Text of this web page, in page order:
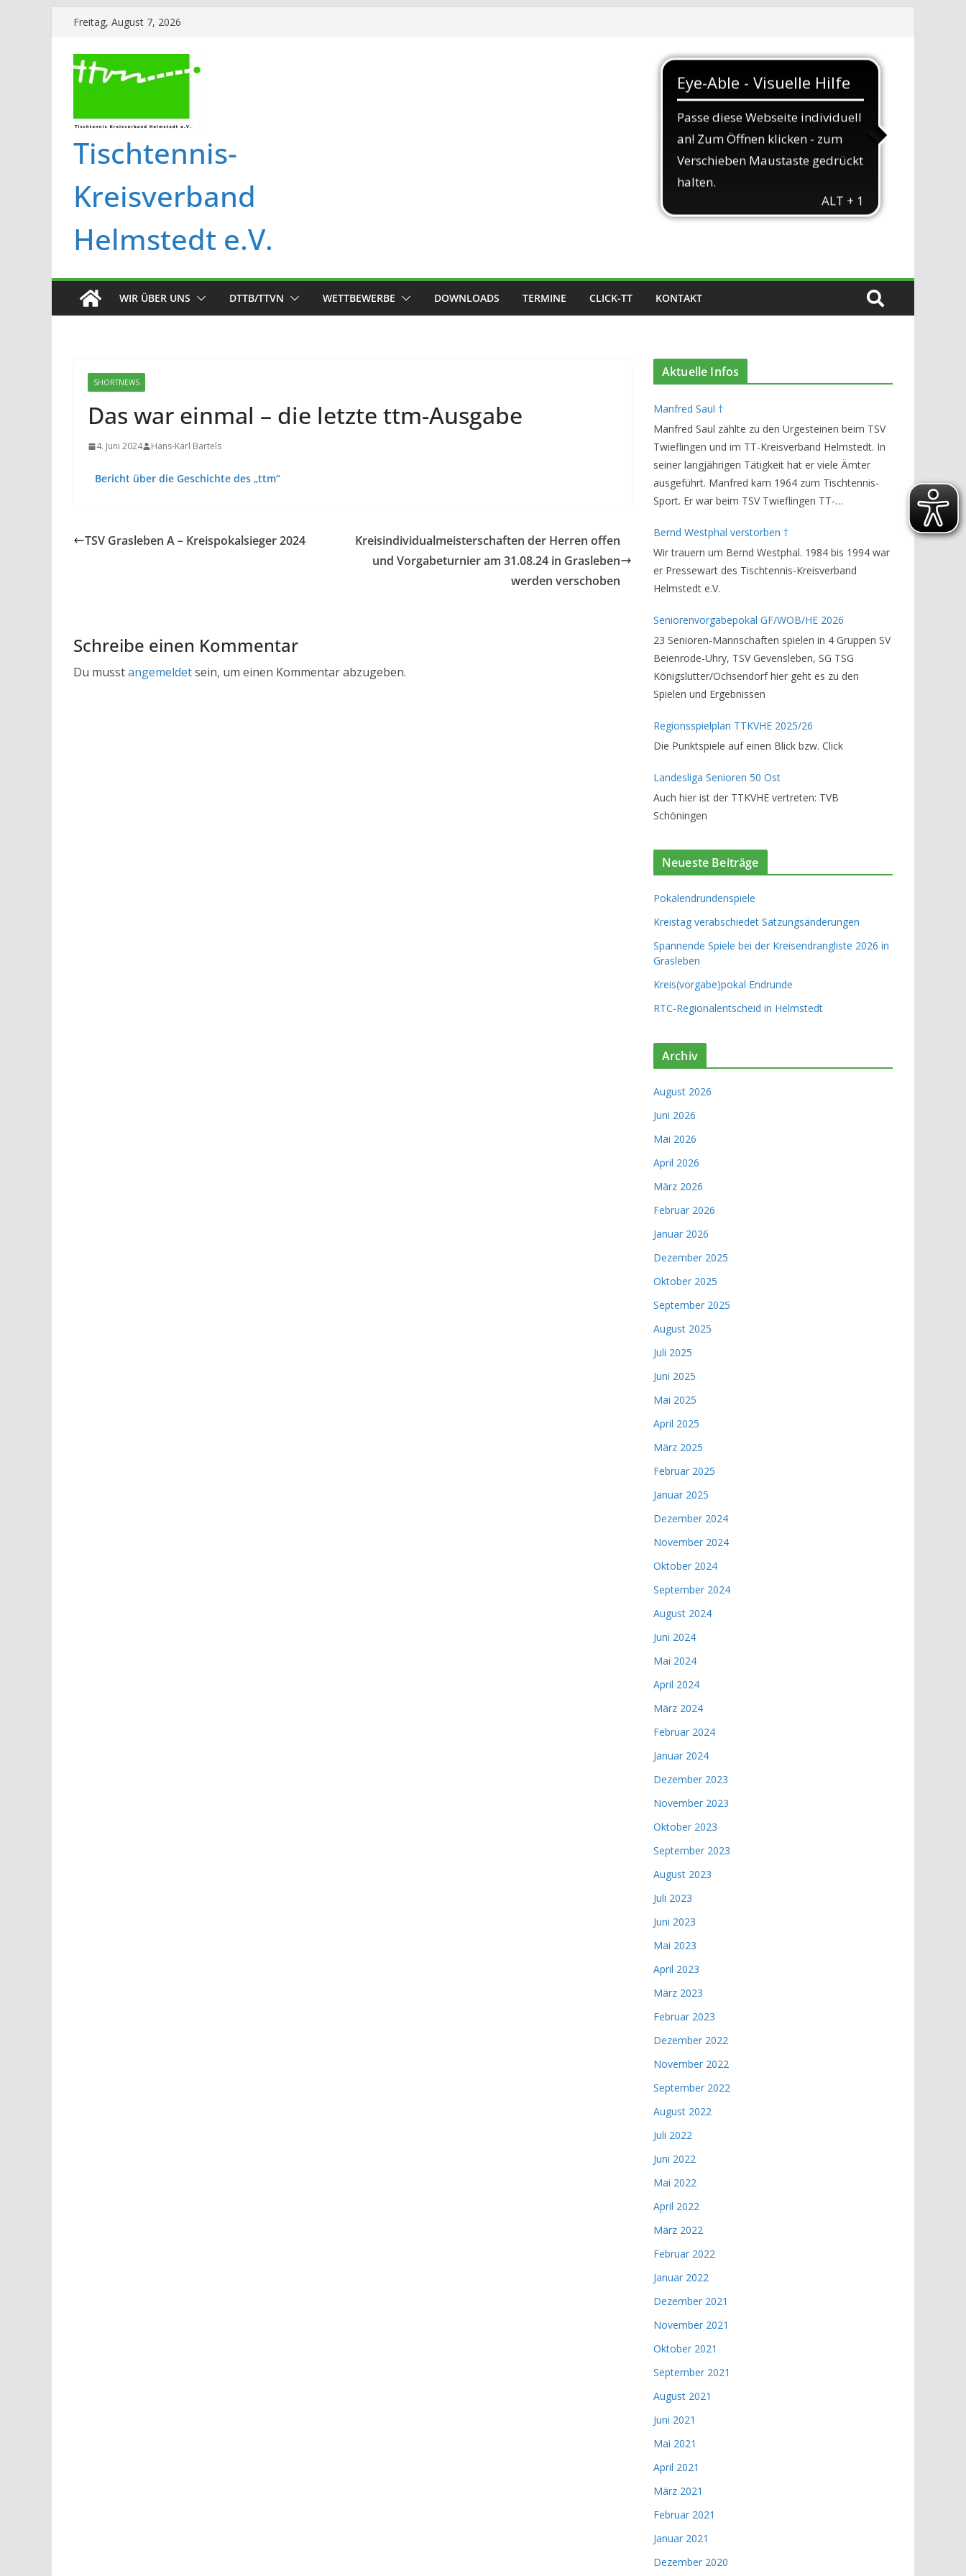
Freitag, August 7, 2026
Tischtennis-
Kreisverband
Helmstedt e.V.
WIR ÜBER UNS DTTB/TTVN WETTBEWERBE DOWNLOADS TERMINE CLICK-TT KONTAKT
SHORTNEWS
Das war einmal – die letzte ttm-Ausgabe
4. Juni 2024 Hans-Karl Bartels
Bericht über die Geschichte des „ttm“
TSV Grasleben A – Kreispokalsieger 2024
Kreisindividualmeisterschaften der Herren offen
und Vorgabeturnier am 31.08.24 in Grasleben
werden verschoben
Schreibe einen Kommentar
Du musstangemeldetsein, um einen Kommentar abzugeben.
Aktuelle Infos
Manfred Saul †
Manfred Saul zählte zu den Urgesteinen beim TSV
Twieflingen und im TT-Kreisverband Helmstedt. In
seiner langjährigen Tätigkeit hat er viele Ämter
ausgeführt. Manfred kam 1964 zum Tischtennis-
Sport. Er war beim TSV Twieflingen TT-
Bezirksverband Brauschweig und den TT-
Kreisverband Helmstedt unterstützte er als
Staffelleiter. Zuletzt war er Vorsitzender des
Rechtsausschusses im Kreisverband. Im stillen
Bernd Westphal verstorben †
Wir trauern um Bernd Westphal. 1984 bis 1994 war
er Pressewart des Tischtennis-Kreisverband
Helmstedt e.V.
Seniorenvorgabepokal GF/WOB/HE 2026
23 Senioren-Mannschaften spielen in 4 Gruppen SV
Beienrode-Uhry, TSV Gevensleben, SG TSG
Königslutter/Ochsendorf hier geht es zu den
Spielen und Ergebnissen
Regionsspielplan TTKVHE 2025/26
Die Punktspiele auf einen Blick bzw. Click
Landesliga Senioren 50 Ost
Auch hier ist der TTKVHE vertreten: TVB
Schöningen
Neueste Beiträge
Pokalendrundenspiele
Kreistag verabschiedet Satzungsänderungen
Spannende Spiele bei der Kreisendrangliste 2026 in
Grasleben
Kreis(vorgabe)pokal Endrunde
RTC-Regionalentscheid in Helmstedt
Archiv
August 2026
Juni 2026
Mai 2026
April 2026
März 2026
Februar 2026
Januar 2026
Dezember 2025
Oktober 2025
September 2025
August 2025
Juli 2025
Juni 2025
Mai 2025
April 2025
März 2025
Februar 2025
Januar 2025
Dezember 2024
November 2024
Oktober 2024
September 2024
August 2024
Juni 2024
Mai 2024
April 2024
März 2024
Februar 2024
Januar 2024
Dezember 2023
November 2023
Oktober 2023
September 2023
August 2023
Juli 2023
Juni 2023
Mai 2023
April 2023
März 2023
Februar 2023
Dezember 2022
November 2022
September 2022
August 2022
Juli 2022
Juni 2022
Mai 2022
April 2022
März 2022
Februar 2022
Januar 2022
Dezember 2021
November 2021
Oktober 2021
September 2021
August 2021
Juni 2021
Mai 2021
April 2021
März 2021
Februar 2021
Januar 2021
Dezember 2020